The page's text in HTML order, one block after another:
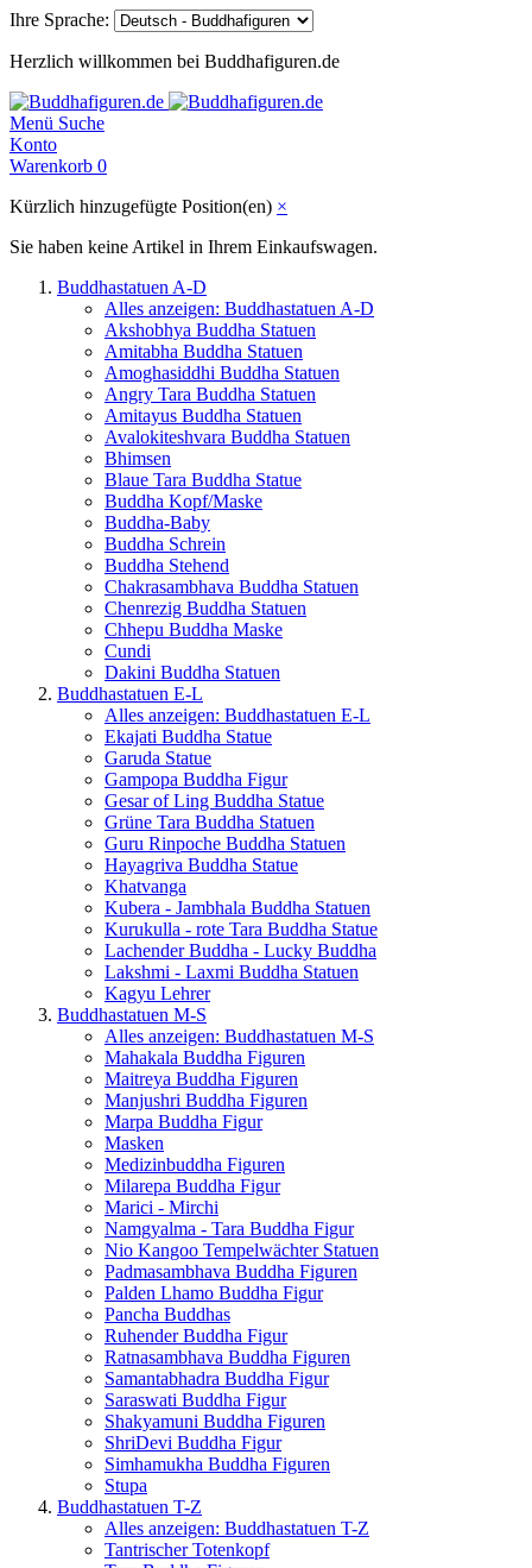
Ihre Sprache:
Herzlich willkommen bei Buddhafiguren.de
Menü Suche
Konto
Warenkorb 0
Kürzlich hinzugefügte Position(en) ×
Sie haben keine Artikel in Ihrem Einkaufswagen.
Buddhastatuen A-D
Alles anzeigen: Buddhastatuen A-D
Akshobhya Buddha Statuen
Amitabha Buddha Statuen
Amoghasiddhi Buddha Statuen
Angry Tara Buddha Statuen
Amitayus Buddha Statuen
Avalokiteshvara Buddha Statuen
Bhimsen
Blaue Tara Buddha Statue
Buddha Kopf/Maske
Buddha-Baby
Buddha Schrein
Buddha Stehend
Chakrasambhava Buddha Statuen
Chenrezig Buddha Statuen
Chhepu Buddha Maske
Cundi
Dakini Buddha Statuen
Buddhastatuen E-L
Alles anzeigen: Buddhastatuen E-L
Ekajati Buddha Statue
Garuda Statue
Gampopa Buddha Figur
Gesar of Ling Buddha Statue
Grüne Tara Buddha Statuen
Guru Rinpoche Buddha Statuen
Hayagriva Buddha Statue
Khatvanga
Kubera - Jambhala Buddha Statuen
Kurukulla - rote Tara Buddha Statue
Lachender Buddha - Lucky Buddha
Lakshmi - Laxmi Buddha Statuen
Kagyu Lehrer
Buddhastatuen M-S
Alles anzeigen: Buddhastatuen M-S
Mahakala Buddha Figuren
Maitreya Buddha Figuren
Manjushri Buddha Figuren
Marpa Buddha Figur
Masken
Medizinbuddha Figuren
Milarepa Buddha Figur
Marici - Mirchi
Namgyalma - Tara Buddha Figur
Nio Kangoo Tempelwächter Statuen
Padmasambhava Buddha Figuren
Palden Lhamo Buddha Figur
Pancha Buddhas
Ruhender Buddha Figur
Ratnasambhava Buddha Figuren
Samantabhadra Buddha Figur
Saraswati Buddha Figur
Shakyamuni Buddha Figuren
ShriDevi Buddha Figur
Simhamukha Buddha Figuren
Stupa
Buddhastatuen T-Z
Alles anzeigen: Buddhastatuen T-Z
Tantrischer Totenkopf